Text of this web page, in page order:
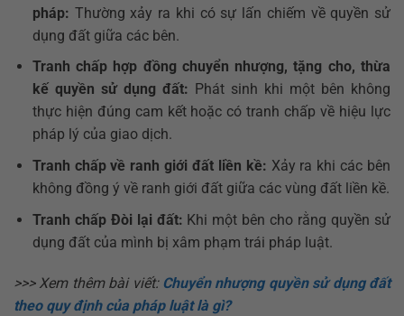
pháp: Thường xảy ra khi có sự lấn chiếm về quyền sử
dụng đất giữa các bên.
Tranh chấp hợp đồng chuyển nhượng, tặng cho, thừa
kế quyền sử dụng đất: Phát sinh khi một bên không
thực hiện đúng cam kết hoặc có tranh chấp về hiệu lực
pháp lý của giao dịch.
Tranh chấp về ranh giới đất liền kề: Xảy ra khi các bên
không đồng ý về ranh giới đất giữa các vùng đất liền kề.
Tranh chấp Đòi lại đất: Khi một bên cho rằng quyền sử
dụng đất của mình bị xâm phạm trái pháp luật.
>>> Xem thêm bài viết: Chuyển nhượng quyền sử dụng đất
theo quy định của pháp luật là gì?